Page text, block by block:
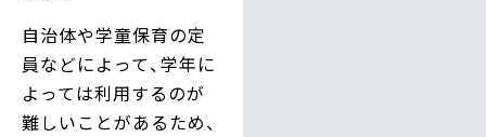
自治体や学童保育の定
員などによって、学年に
よっては利用するのが
難しいことがあるため、